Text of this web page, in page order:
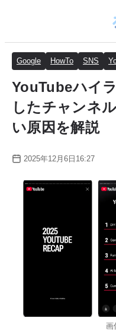
Google HowTo SNS
YouTubeハイ
したチャンネ
い原因を解説
2025年12月6日16:27
画